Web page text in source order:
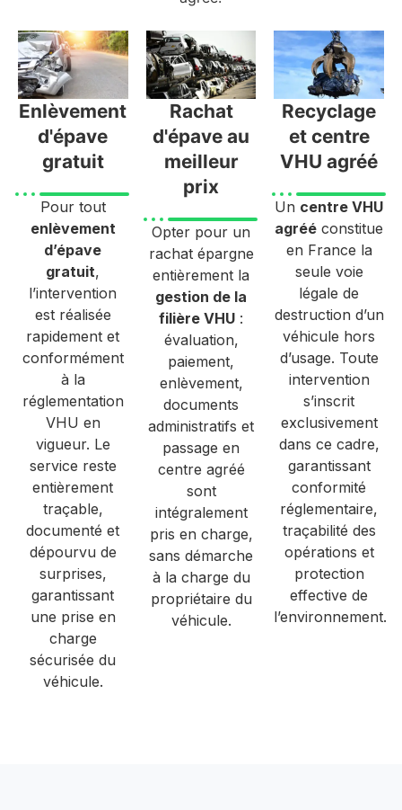
Enlèvement
d'épave
gratuit
Pour tout
enlèvement
d’épave
gratuit,
l’intervention
est réalisée
rapidement et
conformément
à la
réglementation
VHU en
vigueur. Le
service reste
entièrement
traçable,
documenté et
dépourvu de
surprises,
garantissant
une prise en
charge
sécurisée du
véhicule.
Rachat
d'épave au
meilleur
prix
Opter pour un
rachat épargne
entièrement la
gestion de la
filière VHU :
évaluation,
paiement,
enlèvement,
documents
administratifs et
passage en
centre agréé
sont
intégralement
pris en charge,
sans démarche
à la charge du
propriétaire du
véhicule.
Recyclage
et centre
VHU agréé
Un centre VHU
agréé constitue
en France la
seule voie
légale de
destruction d’un
véhicule hors
d’usage. Toute
intervention
s’inscrit
exclusivement
dans ce cadre,
garantissant
conformité
réglementaire,
traçabilité des
opérations et
protection
effective de
l’environnement.